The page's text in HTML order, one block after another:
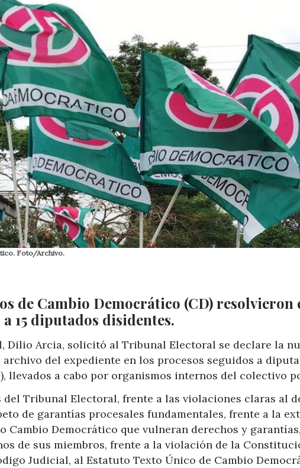
Foto/Archivo.
de Cambio Democrático (CD) resolvieron
15 diputados disidentes.
Dilio Arcia, solicitó al Tribunal Electoral se declare la
del expediente en los procesos seguidos a
llevados a cabo por organismos internos del colectivo
del Tribunal Electoral, frente a las violaciones claras al
de garantías procesales fundamentales, frente a la
Cambio Democrático que vulneran derechos y
de sus miembros, frente a la violación de la
Judicial, al Estatuto Texto Único de Cambio